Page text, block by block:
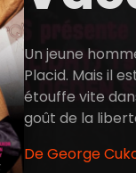
Un jeune
Placid. Mais il
étouffe vite
goût de la
De George